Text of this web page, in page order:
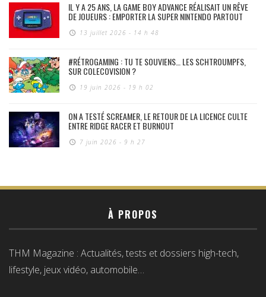
IL Y A 25 ANS, LA GAME BOY ADVANCE RÉALISAIT UN RÊVE
DE JOUEURS : EMPORTER LA SUPER NINTENDO PARTOUT
13 juillet 2026 - 14 h 48
#RÉTROGAMING : TU TE SOUVIENS… LES SCHTROUMPFS,
SUR COLECOVISION ?
19 juin 2026 - 19 h 02
ON A TESTÉ SCREAMER, LE RETOUR DE LA LICENCE CULTE
ENTRE RIDGE RACER ET BURNOUT
7 juin 2026 - 9 h 27
À PROPOS
THM Magazine : Actualités, tests et dossiers high-tech,
lifestyle, jeux vidéo, automobile…